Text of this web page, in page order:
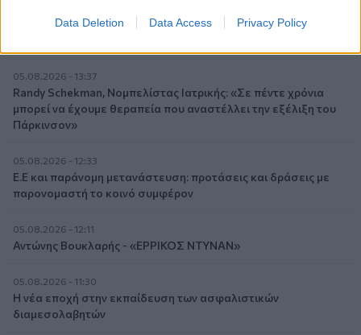
Data Deletion Data Access Privacy Policy
Βαρδινογιάννη- Εξάρχου και ο διπλασιασμός των κερδών της
05.08.2026 - 13:37
Randy Schekman, Νομπελίστας Ιατρικής: «Σε πέντε χρόνια
μπορεί να έχουμε θεραπεία που αναστέλλει την εξέλιξη του
Πάρκινσον»
05.08.2026 - 12:33
Ε.Ε και παράνομη μετανάστευση: προτάσεις και δράσεις με
παρονομαστή το κοινό συμφέρον
05.08.2026 - 12:11
Αντώνης Βουκλαρής - «ΕΡΡΙΚΟΣ ΝΤΥΝΑΝ»
05.08.2026 - 11:30
Η νέα εποχή στην εκπαίδευση των ασφαλιστικών
διαμεσολαβητών